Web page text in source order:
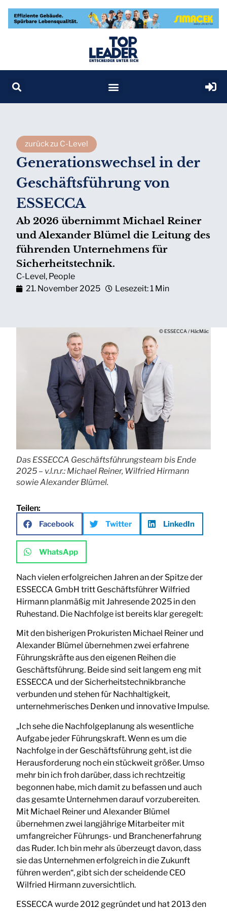
zurück zu C-Level
Generationswechsel in der
Geschäftsführung von
ESSECCA
Ab 2026 übernimmt Michael Reiner
und Alexander Blümel die Leitung des
führenden Unternehmens für
Sicherheitstechnik.
C-Level, People
21. November 2025
Lesezeit: 1 Min
© ESSECCA / HäcMäc
Das ESSECCA Geschäftsführungsteam bis Ende
2025 – v.l.n.r.: Michael Reiner, Wilfried Hirmann
sowie Alexander Blümel.
Teilen:
Facebook Twitter LinkedIn
WhatsApp
Nach vielen erfolgreichen Jahren an der Spitze der
ESSECCA GmbH tritt Geschäftsführer Wilfried
Hirmann planmäßig mit Jahresende 2025 in den
Ruhestand. Die Nachfolge ist bereits klar geregelt:
Mit den bisherigen Prokuristen Michael Reiner und
Alexander Blümel übernehmen zwei erfahrene
Führungskräfte aus den eigenen Reihen die
Geschäftsführung. Beide sind seit langem eng mit
ESSECCA und der Sicherheitstechnikbranche
verbunden und stehen für Nachhaltigkeit,
unternehmerisches Denken und innovative Impulse.
„Ich sehe die Nachfolgeplanung als wesentliche
Aufgabe jeder Führungskraft. Wenn es um die
Nachfolge in der Geschäftsführung geht, ist die
Herausforderung noch ein stückweit größer. Umso
mehr bin ich froh darüber, dass ich rechtzeitig
begonnen habe, mich damit zu befassen und auch
das gesamte Unternehmen darauf vorzubereiten.
Mit Michael Reiner und Alexander Blümel
übernehmen zwei langjährige Mitarbeiter mit
umfangreicher Führungs- und Branchenerfahrung
das Ruder. Ich bin mehr als überzeugt davon, dass
sie das Unternehmen erfolgreich in die Zukunft
führen werden“, gibt sich der scheidende CEO
Wilfried Hirmann zuversichtlich.
ESSECCA wurde 2012 gegründet und hat 2013 den